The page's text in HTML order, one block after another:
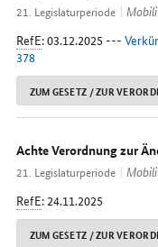
21. Legislaturperiode
RefE: 03.12.2025 ---
378
ZUM GESETZ / ZUR
Achte Verordnung zur
21. Legislaturperiode
RefE: 24.11.2025
ZUM GESETZ / ZUR